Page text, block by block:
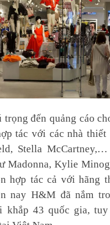
đến quảng cáo
tác với các nhà
Stella
Madonna, Kylie
hợp tác cả với hãng
nay H&M đã nắm
khắp 43 quốc gia,